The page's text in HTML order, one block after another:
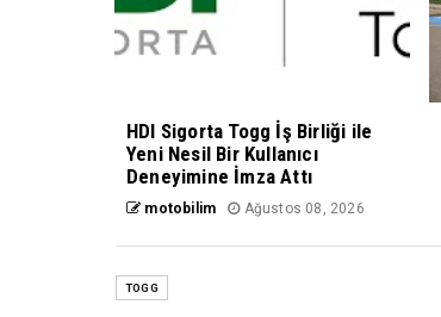
HDI Sigorta Togg İş Birliği ile
Yeni Nesil Bir Kullanıcı
Deneyimine İmza Attı
motobilim Ağustos 08, 2026
TOGG